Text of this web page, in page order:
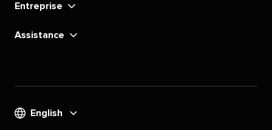
Entreprise​​
Assistance​​
English​​